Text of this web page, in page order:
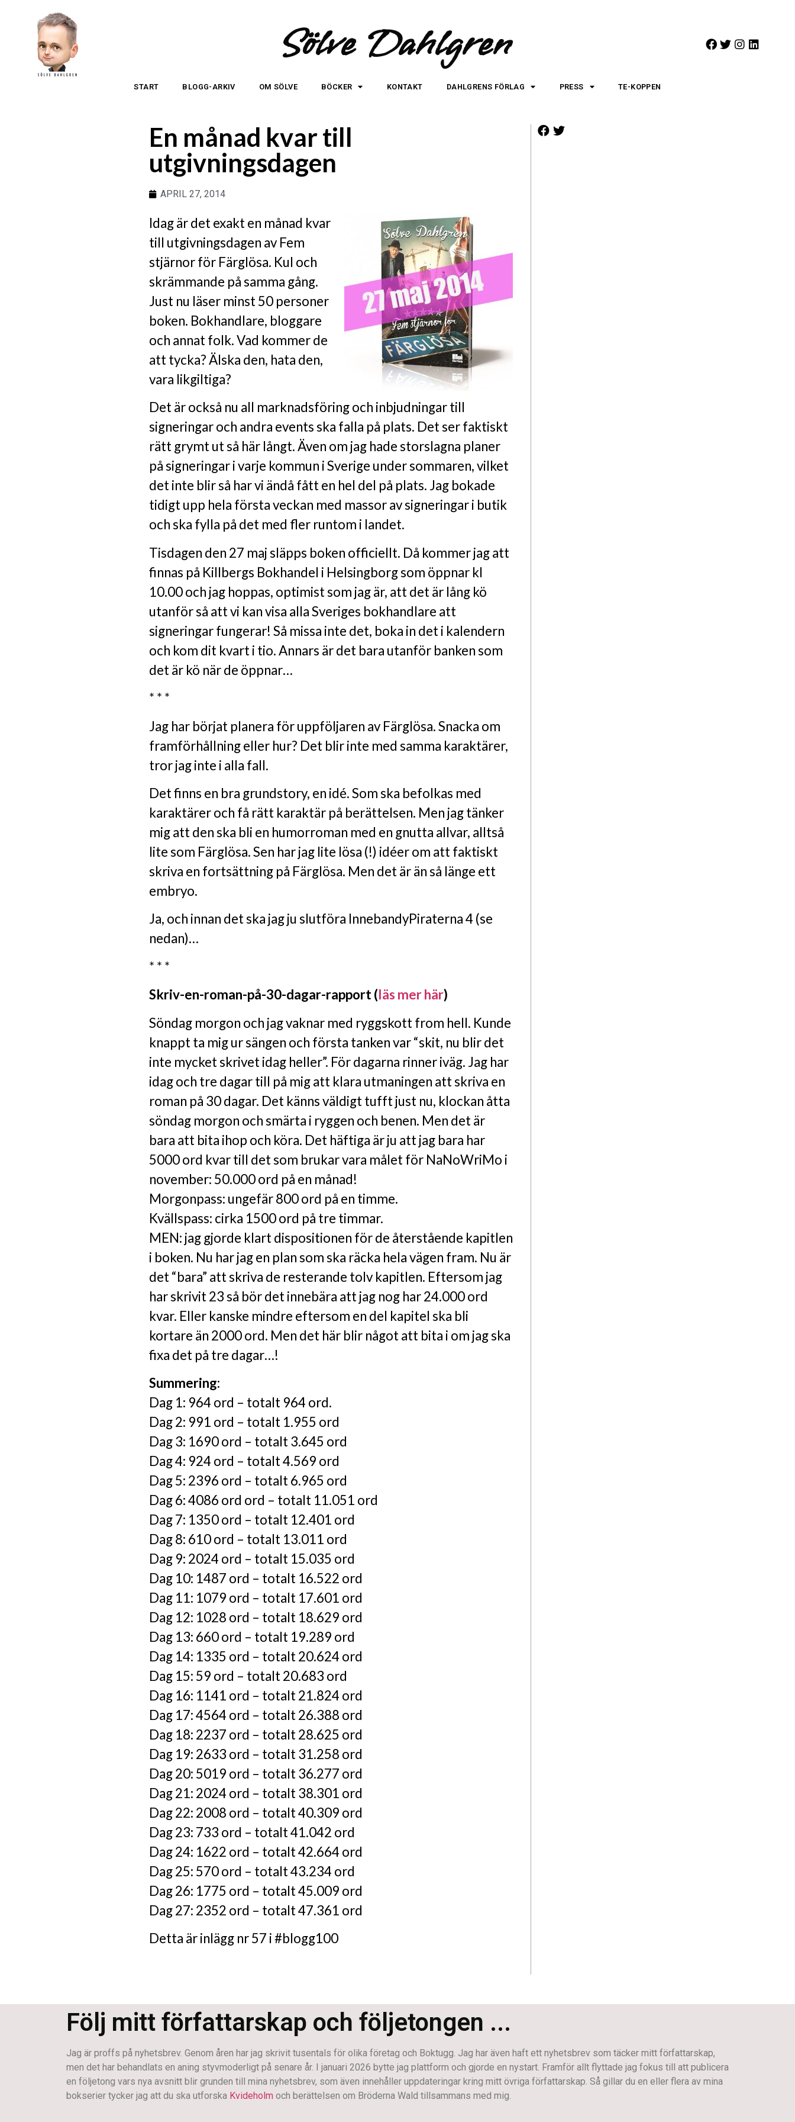
Sölve Dahlgren
START BLOGG-ARKIV OM SÖLVE BÖCKER KONTAKT DAHLGRENS FÖRLAG PRESS TE-KOPPEN
En månad kvar till
utgivningsdagen
APRIL 27, 2014
Idag är det exakt en månad kvar
till utgivningsdagen av Fem
stjärnor för Färglösa. Kul och
skrämmande på samma gång.
Just nu läser minst 50 personer
boken. Bokhandlare, bloggare
och annat folk. Vad kommer de
att tycka? Älska den, hata den,
vara likgiltiga?
Det är också nu all marknadsföring och inbjudningar till
signeringar och andra events ska falla på plats. Det ser faktiskt
rätt grymt ut så här långt. Även om jag hade storslagna planer
på signeringar i varje kommun i Sverige under sommaren, vilket
det inte blir så har vi ändå fått en hel del på plats. Jag bokade
tidigt upp hela första veckan med massor av signeringar i butik
och ska fylla på det med fler runtom i landet.
Tisdagen den 27 maj släpps boken officiellt. Då kommer jag att
finnas på Killbergs Bokhandel i Helsingborg som öppnar kl
10.00 och jag hoppas, optimist som jag är, att det är lång kö
utanför så att vi kan visa alla Sveriges bokhandlare att
signeringar fungerar! Så missa inte det, boka in det i kalendern
och kom dit kvart i tio. Annars är det bara utanför banken som
det är kö när de öppnar…
* * *
Jag har börjat planera för uppföljaren av Färglösa. Snacka om
framförhållning eller hur? Det blir inte med samma karaktärer,
tror jag inte i alla fall.
Det finns en bra grundstory, en idé. Som ska befolkas med
karaktärer och få rätt karaktär på berättelsen. Men jag tänker
mig att den ska bli en humorroman med en gnutta allvar, alltså
lite som Färglösa. Sen har jag lite lösa (!) idéer om att faktiskt
skriva en fortsättning på Färglösa. Men det är än så länge ett
embryo.
Ja, och innan det ska jag ju slutföra InnebandyPiraterna 4 (se
nedan)…
* * *
Skriv-en-roman-på-30-dagar-rapport (läs mer här)
Söndag morgon och jag vaknar med ryggskott from hell. Kunde
knappt ta mig ur sängen och första tanken var “skit, nu blir det
inte mycket skrivet idag heller”. För dagarna rinner iväg. Jag har
idag och tre dagar till på mig att klara utmaningen att skriva en
roman på 30 dagar. Det känns väldigt tufft just nu, klockan åtta
söndag morgon och smärta i ryggen och benen. Men det är
bara att bita ihop och köra. Det häftiga är ju att jag bara har
5000 ord kvar till det som brukar vara målet för NaNoWriMo i
november: 50.000 ord på en månad!
Morgonpass: ungefär 800 ord på en timme.
Kvällspass: cirka 1500 ord på tre timmar.
MEN: jag gjorde klart dispositionen för de återstående kapitlen
i boken. Nu har jag en plan som ska räcka hela vägen fram. Nu är
det “bara” att skriva de resterande tolv kapitlen. Eftersom jag
har skrivit 23 så bör det innebära att jag nog har 24.000 ord
kvar. Eller kanske mindre eftersom en del kapitel ska bli
kortare än 2000 ord. Men det här blir något att bita i om jag ska
fixa det på tre dagar…!
Summering:
Dag 1: 964 ord – totalt 964 ord.
Dag 2: 991 ord – totalt 1.955 ord
Dag 3: 1690 ord – totalt 3.645 ord
Dag 4: 924 ord – totalt 4.569 ord
Dag 5: 2396 ord – totalt 6.965 ord
Dag 6: 4086 ord ord – totalt 11.051 ord
Dag 7: 1350 ord – totalt 12.401 ord
Dag 8: 610 ord – totalt 13.011 ord
Dag 9: 2024 ord – totalt 15.035 ord
Dag 10: 1487 ord – totalt 16.522 ord
Dag 11: 1079 ord – totalt 17.601 ord
Dag 12: 1028 ord – totalt 18.629 ord
Dag 13: 660 ord – totalt 19.289 ord
Dag 14: 1335 ord – totalt 20.624 ord
Dag 15: 59 ord – totalt 20.683 ord
Dag 16: 1141 ord – totalt 21.824 ord
Dag 17: 4564 ord – totalt 26.388 ord
Dag 18: 2237 ord – totalt 28.625 ord
Dag 19: 2633 ord – totalt 31.258 ord
Dag 20: 5019 ord – totalt 36.277 ord
Dag 21: 2024 ord – totalt 38.301 ord
Dag 22: 2008 ord – totalt 40.309 ord
Dag 23: 733 ord – totalt 41.042 ord
Dag 24: 1622 ord – totalt 42.664 ord
Dag 25: 570 ord – totalt 43.234 ord
Dag 26: 1775 ord – totalt 45.009 ord
Dag 27: 2352 ord – totalt 47.361 ord
Detta är inlägg nr 57 i #blogg100
Följ mitt författarskap och följetongen ...
Jag är proffs på nyhetsbrev. Genom åren har jag skrivit tusentals för olika företag och Boktugg. Jag har även haft ett nyhetsbrev som täcker mitt författarskap,
men det har behandlats en aning styvmoderligt på senare år. I januari 2026 bytte jag plattform och gjorde en nystart. Framför allt flyttade jag fokus till att publicera
en följetong vars nya avsnitt blir grunden till mina nyhetsbrev, som även innehåller uppdateringar kring mitt övriga författarskap. Så gillar du en eller flera av mina
bokserier tycker jag att du ska utforska Kvideholm och berättelsen om Bröderna Wald tillsammans med mig.